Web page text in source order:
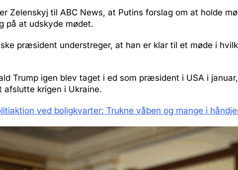
Zelenskyj til ABC News, at Putins forslag om at holde
på at udskyde mødet.
præsident understreger, at han er klar til et møde i
Trump igen blev taget i ed som præsident i USA i
afslutte krigen i Ukraine.
ved boligkvarter: Trukne våben og mange i